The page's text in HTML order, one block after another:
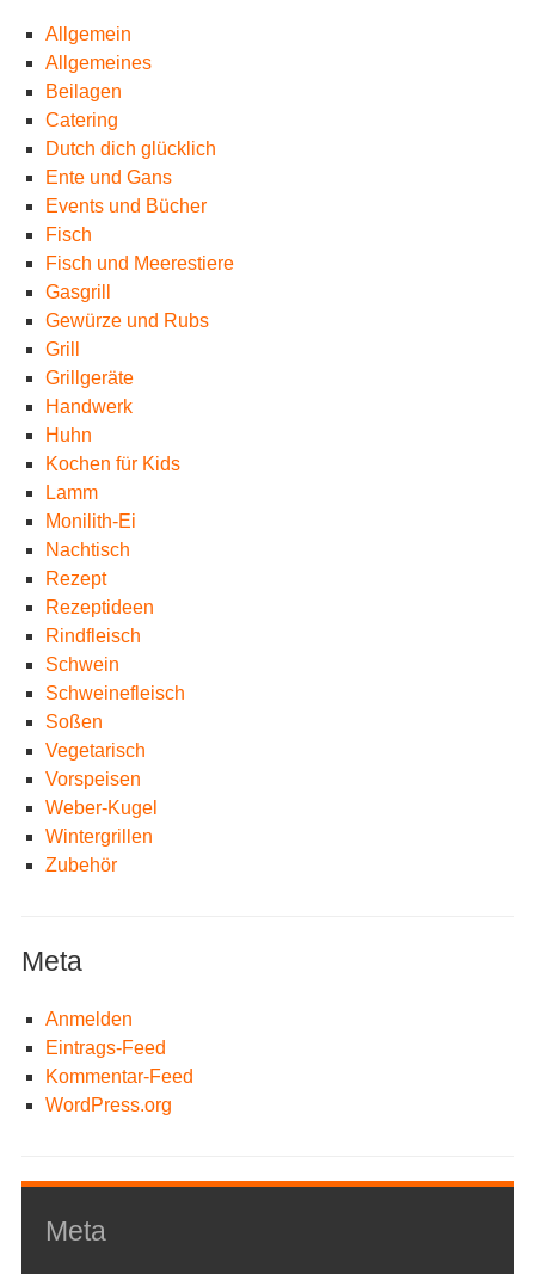
Allgemein
Allgemeines
Beilagen
Catering
Dutch dich glücklich
Ente und Gans
Events und Bücher
Fisch
Fisch und Meerestiere
Gasgrill
Gewürze und Rubs
Grill
Grillgeräte
Handwerk
Huhn
Kochen für Kids
Lamm
Monilith-Ei
Nachtisch
Rezept
Rezeptideen
Rindfleisch
Schwein
Schweinefleisch
Soßen
Vegetarisch
Vorspeisen
Weber-Kugel
Wintergrillen
Zubehör
Meta
Anmelden
Eintrags-Feed
Kommentar-Feed
WordPress.org
Meta